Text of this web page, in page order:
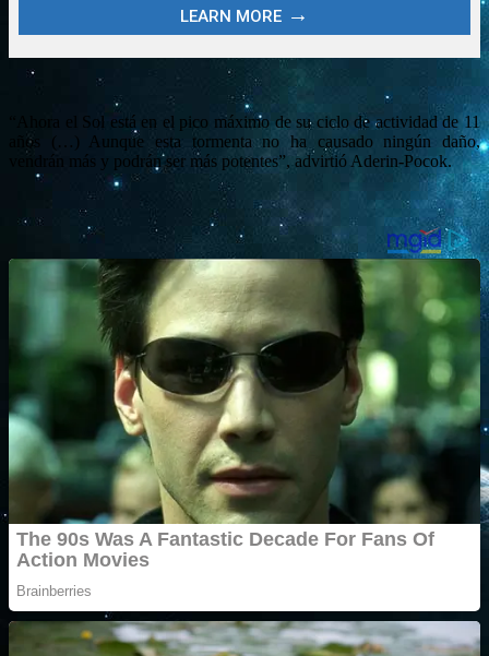
“Ahora el Sol está en el pico máximo de su ciclo de actividad de 11
años (…) Aunque esta tormenta no ha causado ningún daño,
vendrán más y podrán ser más potentes”, advirtió Aderin-Pocok.